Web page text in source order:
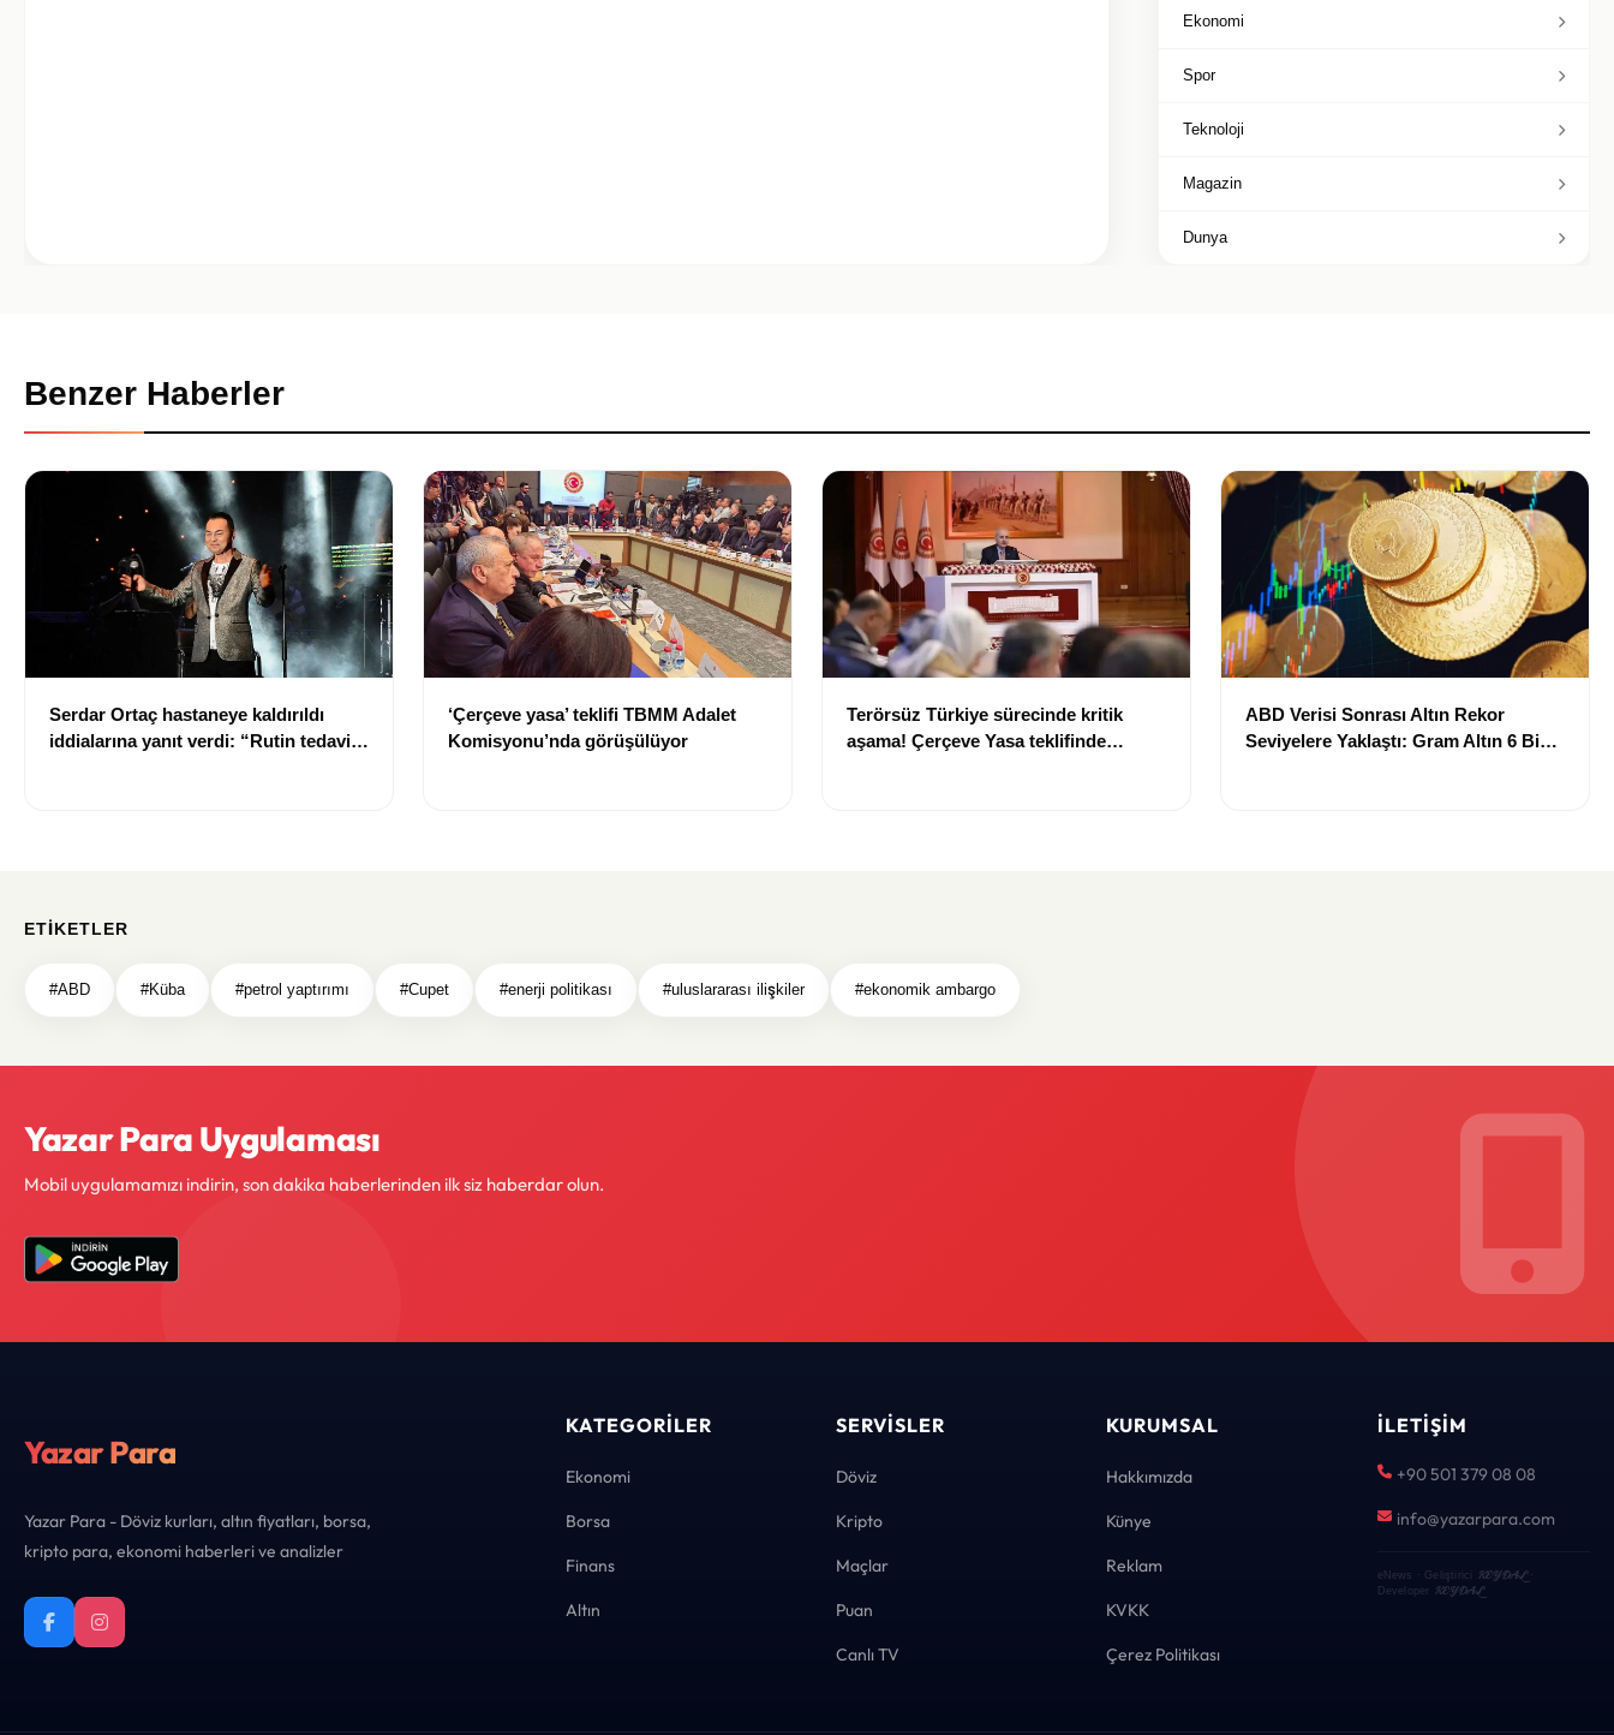
Ekonomi
Spor
Teknoloji
Magazin
Dunya
Benzer Haberler
Serdar Ortaç hastaneye kaldırıldı
iddialarına yanıt verdi: “Rutin tedavim
‘Çerçeve yasa’ teklifi TBMM Adalet
Komisyonu’nda görüşülüyor
Terörsüz Türkiye sürecinde kritik
aşama! Çerçeve Yasa teklifinde
ABD Verisi Sonrası Altın Rekor
Seviyelere Yaklaştı: Gram Altın 6 Bin
ETIKETLER
#ABD #Küba #petrol yaptırımı #Cupet #enerji politikası #uluslararası ilişkiler #ekonomik ambargo
Yazar Para Uygulaması
Mobil uygulamamızı indirin, son dakika haberlerinden ilk siz haberdar olun.
Yazar Para
Yazar Para - Döviz kurları, altın fiyatları, borsa,
kripto para, ekonomi haberleri ve analizler
KATEGORILER
Ekonomi
Borsa
Finans
Altın
SERVISLER
Döviz
Kripto
Maçlar
Puan
Canlı TV
KURUMSAL
Hakkımızda
Künye
Reklam
KVKK
Çerez Politikası
İLETIŞIM
+90 501 379 08 08
info@yazarpara.com
eNews · Geliştirici KEYDAL·
Developer KEYDAL